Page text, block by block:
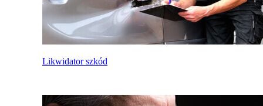
Likwidator szkód